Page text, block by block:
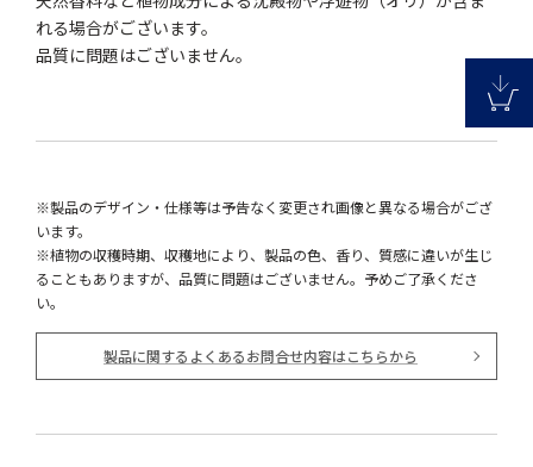
れる場合がございます。
品質に問題はございません。
※製品のデザイン・仕様等は予告なく変更され画像と異なる場合がござ
います。
※植物の収穫時期、収穫地により、製品の色、香り、質感に違いが生じ
ることもありますが、品質に問題はございません。予めご了承くださ
い。
製品に関するよくあるお問合せ内容はこちらから